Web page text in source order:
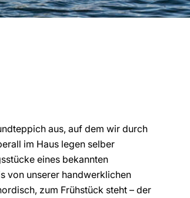
aus, auf dem wir durch
im Haus legen selber
eines bekannten
von unserer handwerklichen
zum Frühstück steht – der